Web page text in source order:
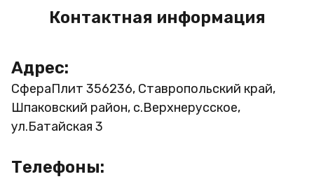
Контактная информация
Адрес:
СфераПлит 356236, Ставропольский край,
Шпаковский район, с.Верхнерусское,
ул.Батайская 3
Телефоны: